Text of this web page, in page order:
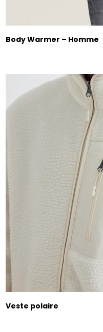
Body Warmer – Homme
Veste polaire